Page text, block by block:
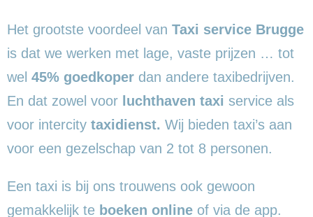
Het grootste voordeel van Taxi service Brugge
is dat we werken met lage, vaste prijzen … tot
wel 45% goedkoper dan andere taxibedrijven.
En dat zowel voor luchthaven taxi service als
voor intercity taxidienst. Wij bieden taxi’s aan
voor een gezelschap van 2 tot 8 personen.
Een taxi is bij ons trouwens ook gewoon
gemakkelijk te boeken online of via de app.